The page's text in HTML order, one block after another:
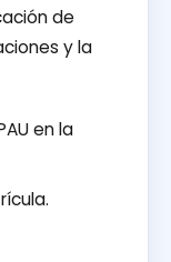
de
y la
en la